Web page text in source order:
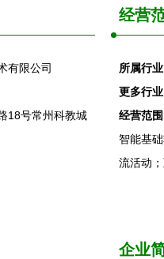
有限公司
18号常州科教城
经营
所属行业
更多行业
经营范围
智能基
流活动
企业